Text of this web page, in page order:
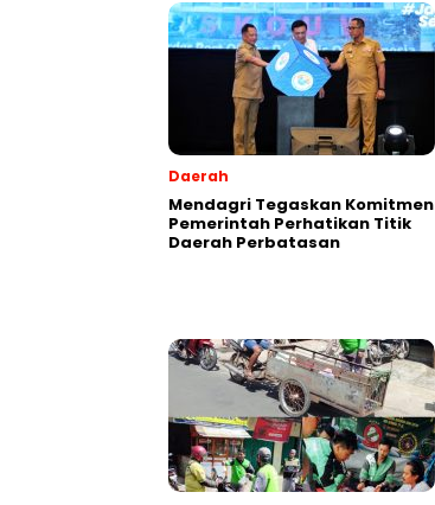
Daerah
Mendagri Tegaskan Komitmen
Pemerintah Perhatikan Titik
Daerah Perbatasan